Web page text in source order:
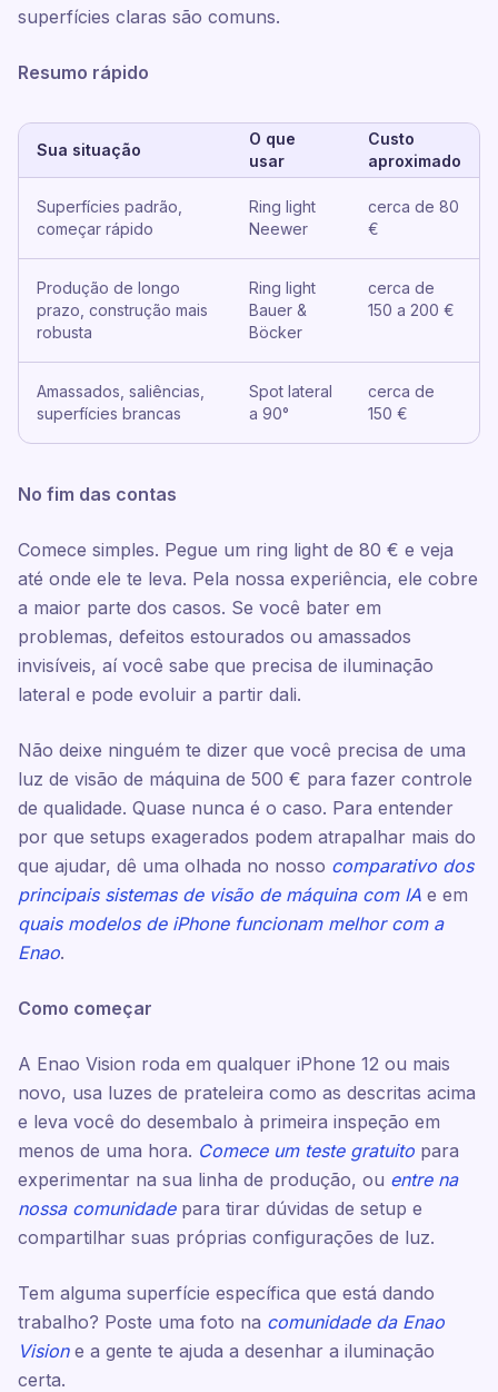
superfícies claras são comuns.
Resumo rápido
Sua situação
O que
usar
Custo
aproximado
Superfícies padrão,
começar rápido
Ring light
Neewer
cerca de 80
€
Produção de longo
prazo, construção mais
robusta
Ring light
Bauer &
Böcker
cerca de
150 a 200 €
Amassados, saliências,
superfícies brancas
Spot lateral
a 90°
cerca de
150 €
No fim das contas
Comece simples. Pegue um ring light de 80 € e veja
até onde ele te leva. Pela nossa experiência, ele cobre
a maior parte dos casos. Se você bater em
problemas, defeitos estourados ou amassados
invisíveis, aí você sabe que precisa de iluminação
lateral e pode evoluir a partir dali.
Não deixe ninguém te dizer que você precisa de uma
luz de visão de máquina de 500 € para fazer controle
de qualidade. Quase nunca é o caso. Para entender
por que setups exagerados podem atrapalhar mais do
que ajudar, dê uma olhada no nosso comparativo dos
principais sistemas de visão de máquina com IA e em
quais modelos de iPhone funcionam melhor com a
Enao.
Como começar
A Enao Vision roda em qualquer iPhone 12 ou mais
novo, usa luzes de prateleira como as descritas acima
e leva você do desembalo à primeira inspeção em
menos de uma hora. Comece um teste gratuito para
experimentar na sua linha de produção, ou entre na
nossa comunidadepara tirar dúvidas de setup e
compartilhar suas próprias configurações de luz.
Tem alguma superfície específica que está dando
trabalho? Poste uma foto na comunidade da Enao
Visione a gente te ajuda a desenhar a iluminação
certa.